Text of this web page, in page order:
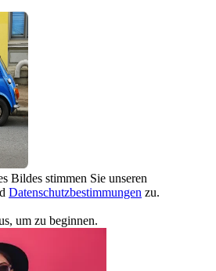
Bildes stimmen Sie unseren
Datenschutzbestimmungen zu.
um zu beginnen.